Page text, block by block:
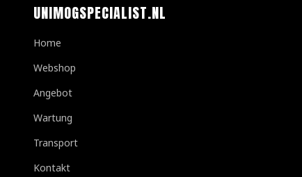
UNIMOGSPECIALIST.NL
Home
Webshop
Angebot
Wartung
Transport
Kontakt